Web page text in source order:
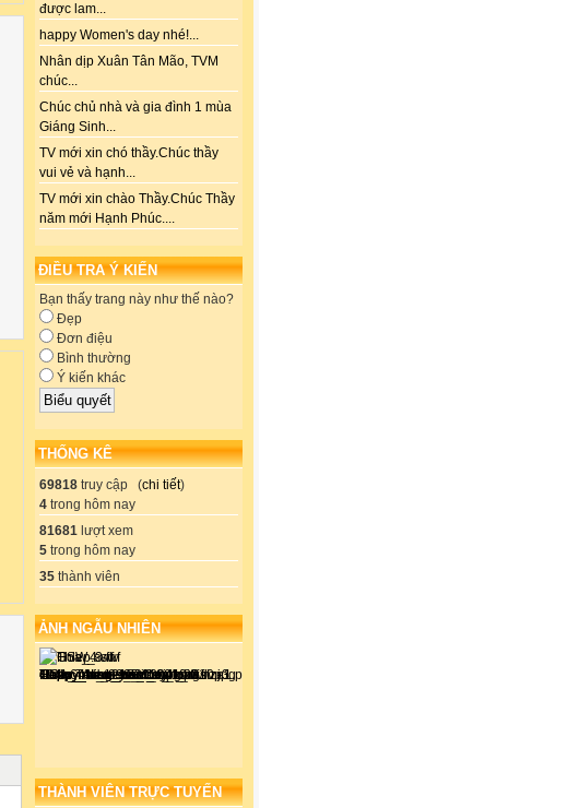
được lam...
happy Women's day nhé!...
Nhân dịp Xuân Tân Mão, TVM
chúc...
Chúc chủ nhà và gia đình 1 mùa
Giáng Sinh...
TV mới xin chó thầy.Chúc thầy
vui vẻ và hạnh...
TV mới xin chào Thầy.Chúc Thầy
năm mới Hạnh Phúc....
ĐIỀU TRA Ý KIẾN
Bạn thấy trang này như thế nào?
Đẹp
Đơn điệu
Bình thường
Ý kiến khác
THỐNG KÊ
69818 truy cập (chi tiết)
4 trong hôm nay
81681 lượt xem
5 trong hôm nay
35 thành viên
ẢNH NGẪU NHIÊN
THÀNH VIÊN TRỰC TUYẾN